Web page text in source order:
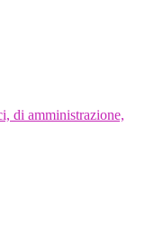
di amministrazione,